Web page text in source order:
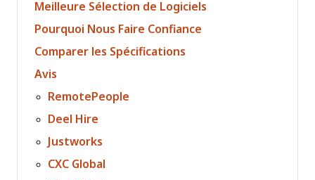
Meilleure Sélection de Logiciels
Pourquoi Nous Faire Confiance
Comparer les Spécifications
Avis
RemotePeople
Deel Hire
Justworks
CXC Global